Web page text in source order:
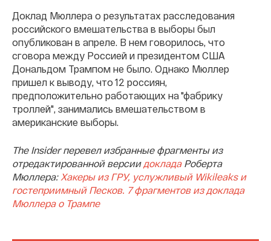
Доклад Мюллера о результатах расследования
российского вмешательства в выборы был
опубликован в апреле. В нем говорилось, что
сговора между Россией и президентом США
Дональдом Трампом не было. Однако Мюллер
пришел к выводу, что 12 россиян,
предположительно работающих на "фабрику
троллей", занимались вмешательством в
американские выборы.
The Insider перевел избранные фрагменты из
отредактированной версии докладаРоберта
Мюллера: Хакеры из ГРУ, услужливый Wikileaks и
гостеприимный Песков. 7 фрагментов из доклада
Мюллера о Трампе